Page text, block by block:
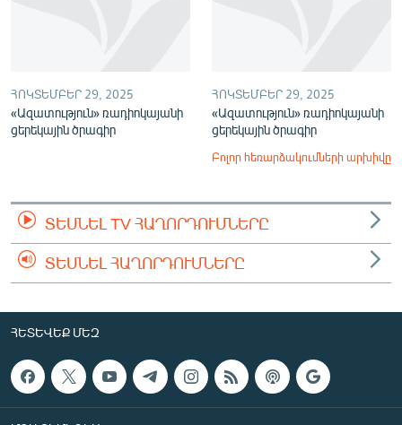
ՀՈԿՏԵՄԲԵՐ 29, 2025
«Ազատություն» ռադիոկայանի
ցերեկային ծրագիր
ՀՈԿՏԵՄԲԵՐ 29, 2025
«Ազատություն» ռադիոկայանի
ցերեկային ծրագիր
Բոլոր հեռարձակումների արխիվը
ՏԵՍՆԵԼ TV ՀԱՂՈՐԴՈՒՄՆԵՐԸ
ՏԵՍՆԵԼ ՀԱՂՈՐԴՈՒՄՆԵՐԸ
ՀԵՏԵՎԵՔ ՄԵԶ